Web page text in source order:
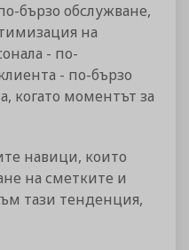
бързо обслужване,
на
- по-
- по-бързо
когато моментът за
навици, които
на сметките и
тази тенденция,